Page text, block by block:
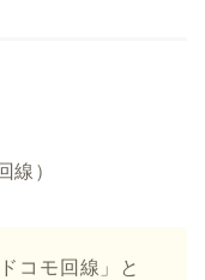
線）
コモ回線」と